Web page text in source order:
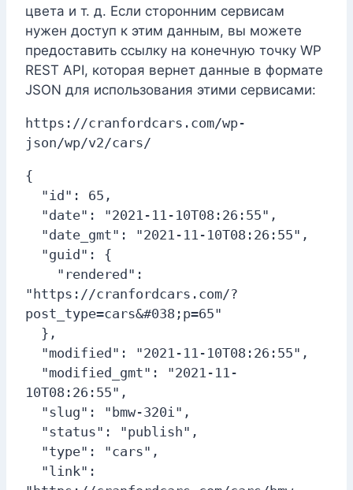
цвета и т. д. Если сторонним сервисам
нужен доступ к этим данным, вы можете
предоставить ссылку на конечную точку WP
REST API, которая вернет данные в формате
JSON для использования этими сервисами:
https://cranfordcars.com/wp-
json/wp/v2/cars/
{
"https://cranfordcars.com/?
post_type=cars&#038;p=65"
10T08:26:55",